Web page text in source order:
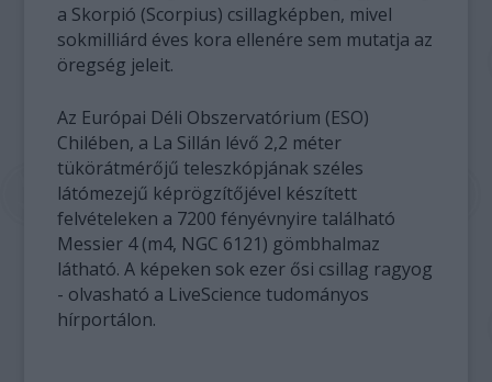
a Skorpió (Scorpius) csillagképben, mivel
sokmilliárd éves kora ellenére sem mutatja az
öregség jeleit.
Az Európai Déli Obszervatórium (ESO)
Chilében, a La Sillán lévő 2,2 méter
tükörátmérőjű teleszkópjának széles
látómezejű képrögzítőjével készített
felvételeken a 7200 fényévnyire található
Messier 4 (m4, NGC 6121) gömbhalmaz
látható. A képeken sok ezer ősi csillag ragyog
- olvasható a LiveScience tudományos
hírportálon.